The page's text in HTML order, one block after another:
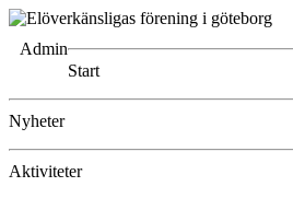
Admin
Start
Nyheter
Aktiviteter